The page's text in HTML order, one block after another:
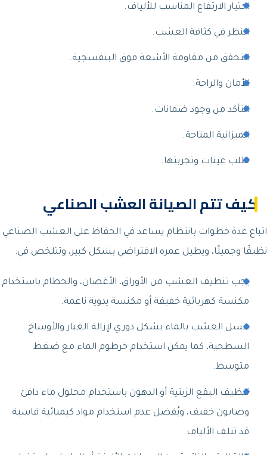
اختيار الارتفاع المناسب للألياف.
النظر في كثافة العشب.
التحقق من مقاومة الأشعة فوق البنفسجية.
الأمان والراحة.
التأكد من وجود ضمانات.
الميزانية المتاحة.
طلب عينات وتجربتها.
كيف تتم الصيانة العشب الصناعي
اتباع عدة خطوات بانتظام يساعد في الحفاظ على العشب الصناعي
نظيفًا وجميلًا، ويطيل عمره الافتراضي بشكل كبير، وتتلخص في:
يجب تنظيف العشب من الأوراق، الأغصان، والحطام باستخدام
مكنسة كهربائية خفيفة أو مكنسة يدوية ناعمة.
غسل العشب بالماء بشكل دوري لإزالة الغبار والأوساخ
السطحية، كما يمكن استخدام خرطوم الماء مع ضغط
متوسط.
تنظيف البقع الزيتية أو الدهون باستخدام محلول ماء دافئ
وصابون خفيف، ويُفضل عدم استخدام مواد كيميائية قاسية
قد تتلف الألياف.